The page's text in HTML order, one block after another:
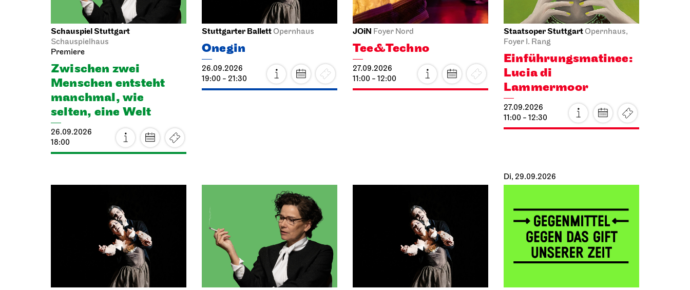
Schauspiel Stuttgart
Schauspielhaus
Premiere
Zwischen zwei
Menschen ent­steht
manch­mal, wie
selten, eine Welt
26.09.2026
18:00
Stuttgarter BallettOpernhaus
Onegin
26.09.2026
19:00 - 21:30
JOiN Foyer Nord
Tee&Techno
27.09.2026
11:00 - 12:00
Staatsoper StuttgartOpernhaus,
Foyer I. Rang
Einführungs­matinee:
Lucia di
Lammermoor
27.09.2026
11:00 - 12:30
Di, 29.09.2026